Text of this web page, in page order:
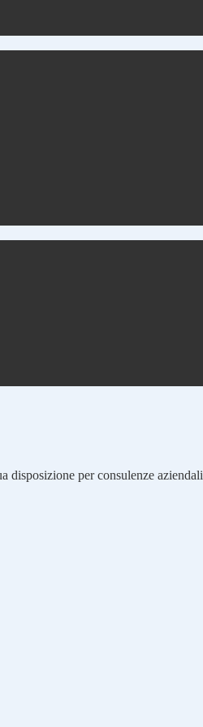
disposizione per consulenze aziendali